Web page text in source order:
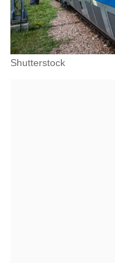
Shutterstock